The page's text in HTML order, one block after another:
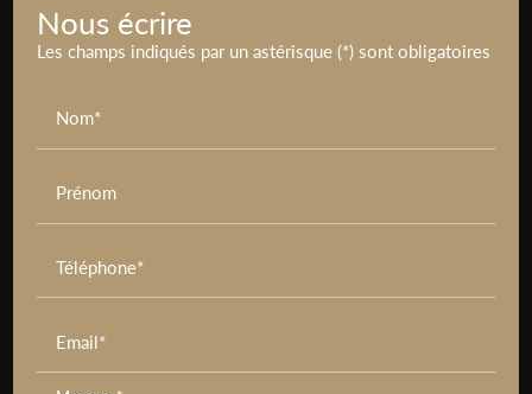
Nous écrire
Les champs indiqués par un astérisque (*) sont obligatoires
Nom*
Prénom
Téléphone*
Email*